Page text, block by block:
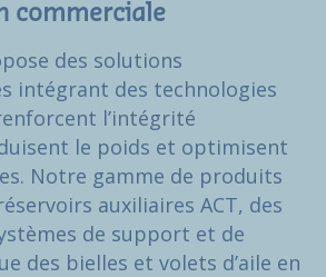
commerciale
des solutions
intégrant des technologies
l’intégrité
le poids et optimisent
Notre gamme de produits
auxiliaires ACT, des
de support et de
des bielles et volets d’aile en